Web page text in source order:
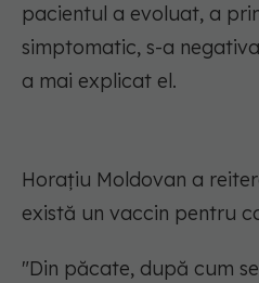
pacientul a evoluat, a
simptomatic, s-a
a mai explicat el.
Horaţiu Moldovan a
există un vaccin pentru
"Din păcate, după cum